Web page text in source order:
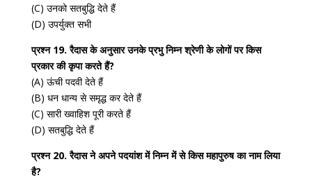
(C) उनको सतबुद्धि देते हैं
(D) उपर्युक्त सभी
प्रश्न 19. रैदास के अनुसार उनके प्रभु निम्न श्रेणी के लोगों पर किस
प्रकार की कृपा करते हैं?
(A) ऊंची पदवी देते हैं
(B) धन धान्य से समृद्ध कर देते हैं
(C) सारी ख्वाहिश पूरी करते हैं
(D) सतबुद्धि देते हैं
प्रश्न 20. रैदास ने अपने पदयांश में निम्न में से किस महापुरुष का नाम लिया
है?